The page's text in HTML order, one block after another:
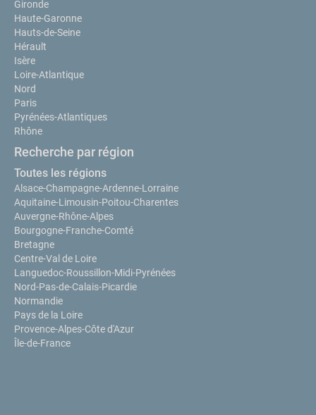
Gironde
Haute-Garonne
Hauts-de-Seine
Hérault
Isère
Loire-Atlantique
Nord
Paris
Pyrénées-Atlantiques
Rhône
Recherche par région
Toutes les régions
Alsace-Champagne-Ardenne-Lorraine
Aquitaine-Limousin-Poitou-Charentes
Auvergne-Rhône-Alpes
Bourgogne-Franche-Comté
Bretagne
Centre-Val de Loire
Languedoc-Roussillon-Midi-Pyrénées
Nord-Pas-de-Calais-Picardie
Normandie
Pays de la Loire
Provence-Alpes-Côte d'Azur
Île-de-France